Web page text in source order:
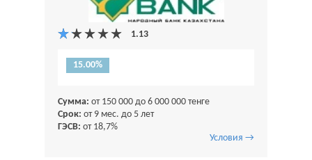
15.00%
Сумма: от 150 000 до 6 000 000 тенге
Срок: от 9 мес. до 5 лет
ГЭСВ: от 18,7%
Условия →